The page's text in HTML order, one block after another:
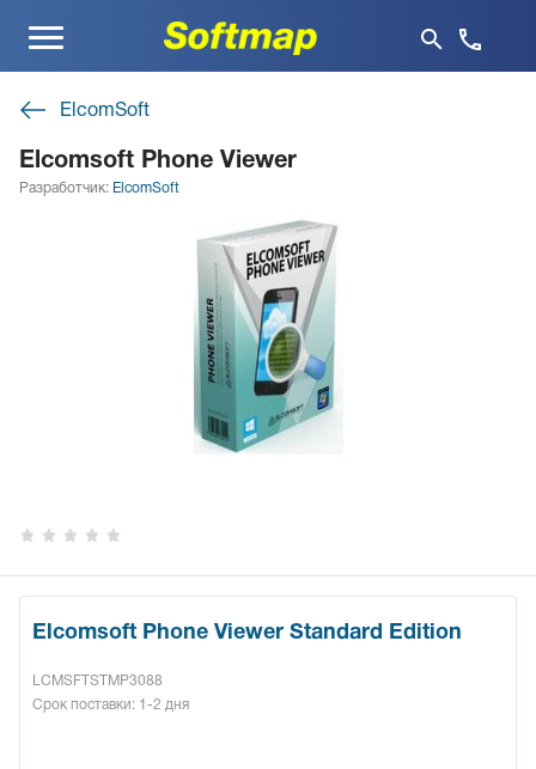
Меню
ElcomSoft
Elcomsoft Phone Viewer
Разработчик: ElcomSoft
Elcomsoft Phone Viewer Standard Edition
LCMSFTSTMP3088
Срок поставки: 1-2 дня